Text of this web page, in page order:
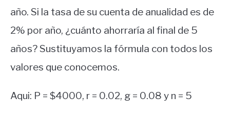
año. Si la tasa de su cuenta de anualidad es de
2% por año, ¿cuánto ahorraría al final de 5
años?Sustituyamos la fórmula con todos los
valores que conocemos.
Aqui: P = $4000, r = 0.02, g = 0.08 y n = 5